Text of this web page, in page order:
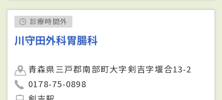
診療時間外
川守田外科胃腸科
青森県三戸郡南部町大字剣吉字堰合13-2
0178-75-0898